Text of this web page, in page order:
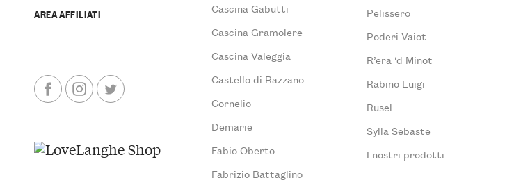
AREA AFFILIATI
Cascina Gabutti
Cascina Gramolere
Cascina Valeggia
Castello di Razzano
Cornelio
Demarie
Fabio Oberto
Fabrizio Battaglino
Pelissero
Poderi Vaiot
R’era ‘d Minot
Rabino Luigi
Rusel
Sylla Sebaste
I nostri prodotti